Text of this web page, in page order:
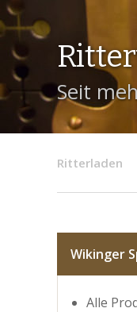
Seit
Ritterladen
Wikinger
Alle